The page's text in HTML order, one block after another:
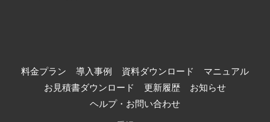
料金プラン 導入事例 資料ダウンロード
マニュアル
お見積書ダウンロード
更新履歴
お知らせ
ヘルプ・お問い合わせ